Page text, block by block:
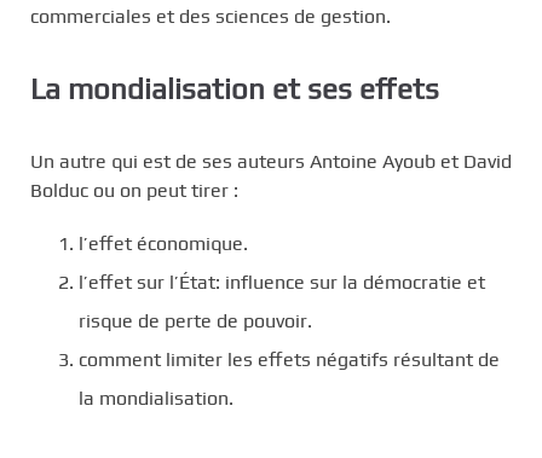
commerciales et des sciences de gestion.
La mondialisation et ses effets
Un autre qui est de ses auteurs Antoine Ayoub et David
Bolduc ou on peut tirer :
l’effet économique.
l’effet sur l’État: influence sur la démocratie et
risque de perte de pouvoir.
comment limiter les effets négatifs résultant de
la mondialisation.